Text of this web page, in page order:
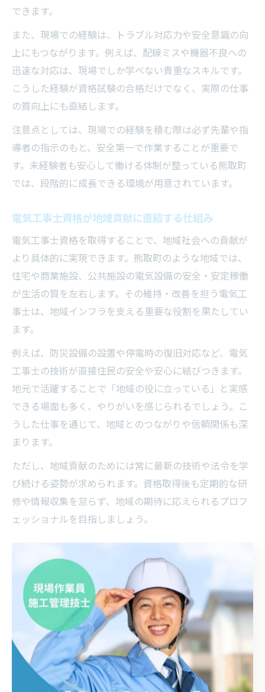
できます。
また、現場での経験は、トラブル対応力や安全意識の向
上にもつながります。例えば、配線ミスや機器不良への
迅速な対応は、現場でしか学べない貴重なスキルです。
こうした経験が資格試験の合格だけでなく、実際の仕事
の質向上にも直結します。
注意点としては、現場での経験を積む際は必ず先輩や指
導者の指示のもと、安全第一で作業することが重要で
す。未経験者も安心して働ける体制が整っている熊取町
では、段階的に成長できる環境が用意されています。
電気工事士資格が地域貢献に直結する仕組み
電気工事士資格を取得することで、地域社会への貢献が
より具体的に実現できます。熊取町のような地域では、
住宅や商業施設、公共施設の電気設備の安全・安定稼働
が生活の質を左右します。その維持・改善を担う電気工
事士は、地域インフラを支える重要な役割を果たしてい
ます。
例えば、防災設備の設置や停電時の復旧対応など、電気
工事士の技術が直接住民の安全や安心に結びつきます。
地元で活躍することで「地域の役に立っている」と実感
できる場面も多く、やりがいを感じられるでしょう。こ
うした仕事を通じて、地域とのつながりや信頼関係も深
まります。
ただし、地域貢献のためには常に最新の技術や法令を学
び続ける姿勢が求められます。資格取得後も定期的な研
修や情報収集を怠らず、地域の期待に応えられるプロフ
ェッショナルを目指しましょう。
熊取町の防災を支える電気工事の魅力
とは
防災に貢献する電気工事の重要な役割
電気工事は、地域社会における防災対策の中核を担って
います。大阪府大阪市泉南郡熊取町のような地域では、
地震や台風など自然災害が発生した際に、迅速な復旧や